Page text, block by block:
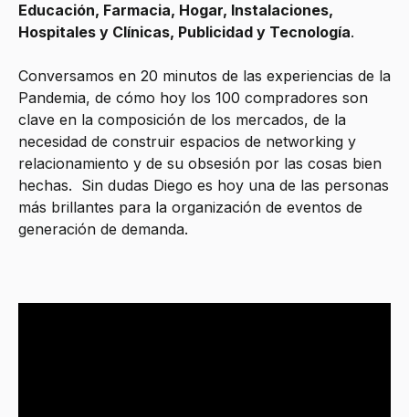
Educación, Farmacia, Hogar, Instalaciones,
Hospitales y Clínicas, Publicidad y Tecnología.
Conversamos en 20 minutos de las experiencias de la
Pandemia, de cómo hoy los 100 compradores son
clave en la composición de los mercados, de la
necesidad de construir espacios de networking y
relacionamiento y de su obsesión por las cosas bien
hechas. Sin dudas Diego es hoy una de las personas
más brillantes para la organización de eventos de
generación de demanda.